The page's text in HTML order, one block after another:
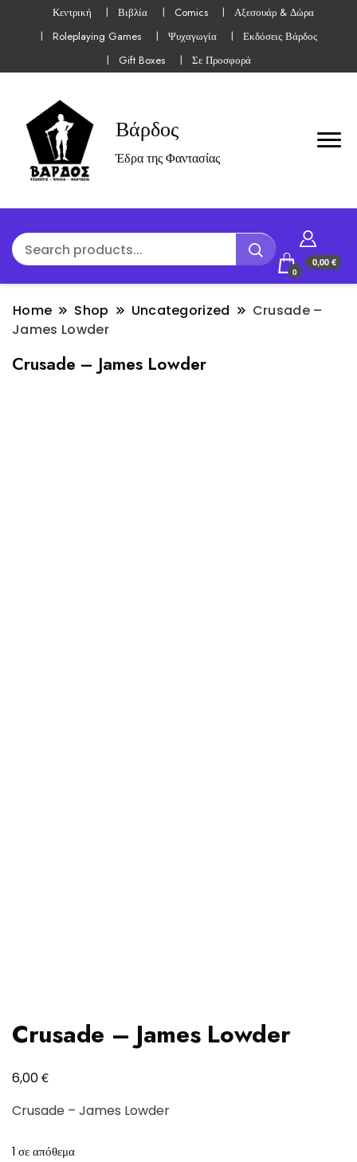
Κεντρική Βιβλία Comics
Αξεσουάρ & Δώρα
Roleplaying Games
Ψυχαγωγία
Εκδόσεις Βάρδος
Gift Boxes
Σε Προσφορά
Βάρδος
Έδρα της Φαντασίας
0
0,00 €
Home Shop Uncategorized
Crusade –
James Lowder
Crusade – James Lowder
Crusade – James Lowder
6,00€
Crusade – James Lowder
1 σε απόθεμα